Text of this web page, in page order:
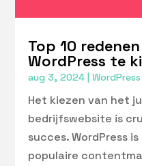
Top 10
WordPress te
aug 3, 2024 |WordPress
Het kiezen van het
bedrijfswebsite is
succes. WordPress
populaire